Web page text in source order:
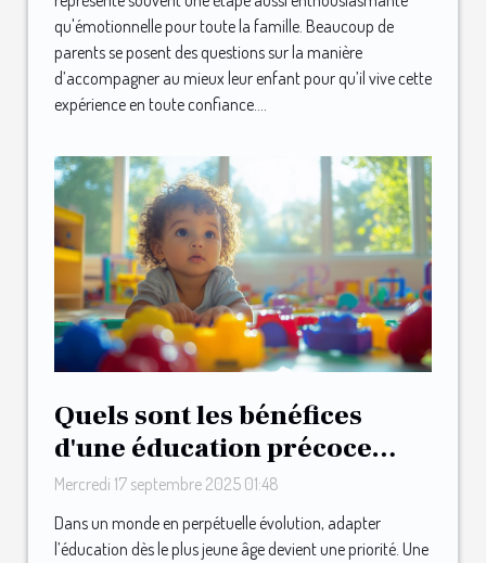
qu'émotionnelle pour toute la famille. Beaucoup de
parents se posent des questions sur la manière
d’accompagner au mieux leur enfant pour qu’il vive cette
expérience en toute confiance....
Quels sont les bénéfices
d'une éducation précoce
orientée vers le changement
?
Mercredi 17 septembre 2025 01:48
Dans un monde en perpétuelle évolution, adapter
l’éducation dès le plus jeune âge devient une priorité. Une